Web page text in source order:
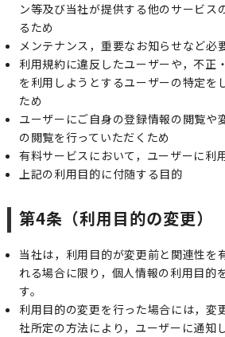
ン等及び当社が提供する他のサービス
るため
メンテナンス，重要なお知らせなど必
利用規約に違反したユーザーや，不正
を利用しようとするユーザーの特定を
ため
ユーザーにご自身の登録情報の閲覧や
の閲覧を行っていただくため
有料サービスにおいて，ユーザーに利
上記の利用目的に付随する目的
第4条（利用目的の変更）
当社は，利用目的が変更前と関連性を
れる場合に限り，個人情報の利用目的
す。
利用目的の変更を行った場合には，変
社所定の方法により，ユーザーに通知